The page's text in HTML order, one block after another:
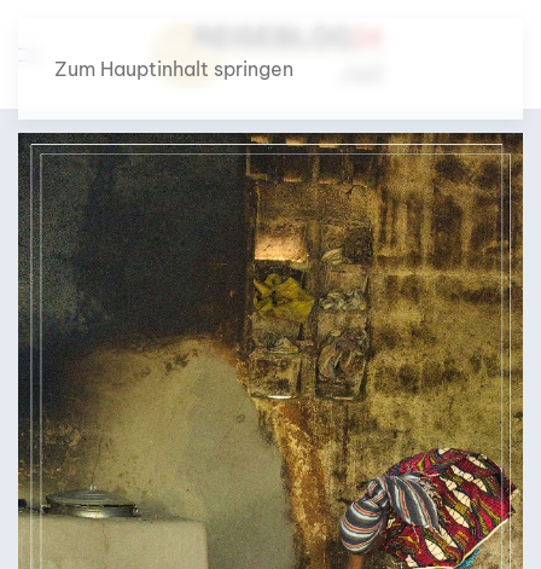
Zum Hauptinhalt springen